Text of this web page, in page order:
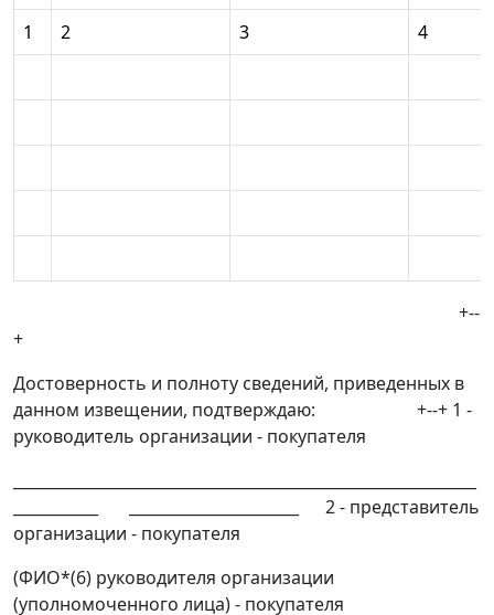
1 2 3 4
+--
+
Достоверность и полноту сведений, приведенных в
данном извещении, подтверждаю: +--+ 1 -
руководитель организации - покупателя
___________ ______________________ 2 - представитель
организации - покупателя
(ФИО*(6) руководителя организации
(уполномоченного лица) - покупателя